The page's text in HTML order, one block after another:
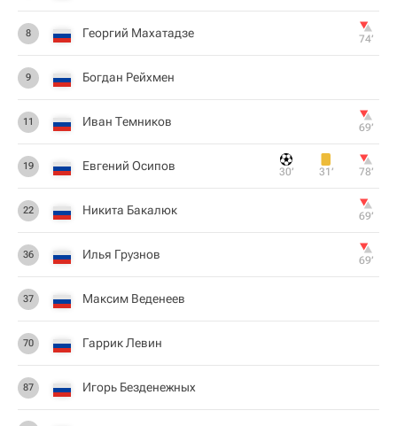
8 Георгий Махатадзе 74‎’‎
9 Богдан Рейхмен
11 Иван Темников 69‎’‎
19 Евгений Осипов 30‎’‎ 31‎’‎ 78‎’‎
22 Никита Бакалюк 69‎’‎
36 Илья Грузнов 69‎’‎
37 Максим Веденеев
70 Гаррик Левин
87 Игорь Безденежных